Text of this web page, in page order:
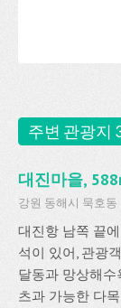
주변 관광지
대진마을,
강원 동해시 묵호동
대진항 남쪽 끝
석이 있어, 관광
달동과 망상해
츠과 가능한 다